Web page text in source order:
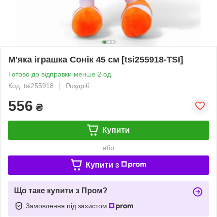
М'яка іграшка Сонік 45 см [tsi255918-TSI]
Готово до відправки менше 2 од.
Код: tsi255918
Роздріб
556 ₴
Купити
або
Купити з
Що таке купити з Пром?
Замовлення під захистом